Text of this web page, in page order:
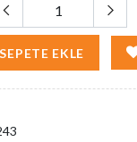
SEPETE EKLE